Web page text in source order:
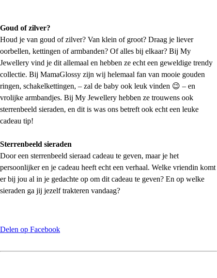
Goud of zilver?
Houd je van goud of zilver? Van klein of groot? Draag je liever
oorbellen, kettingen of armbanden? Of alles bij elkaar? Bij My
Jewellery vind je dit allemaal en hebben ze echt een geweldige trendy
collectie. Bij MamaGlossy zijn wij helemaal fan van mooie gouden
ringen, schakelkettingen, – zal de baby ook leuk vinden 😉 – en
vrolijke armbandjes. Bij My Jewellery hebben ze trouwens ook
sterrenbeeld sieraden, en dit is was ons betreft ook echt een leuke
cadeau tip!
Sterrenbeeld sieraden
Door een sterrenbeeld sieraad cadeau te geven, maar je het
persoonlijker en je cadeau heeft echt een verhaal. Welke vriendin komt
er bij jou al in je gedachte op om dit cadeau te geven? En op welke
sieraden ga jij jezelf trakteren vandaag?
Delen op Facebook